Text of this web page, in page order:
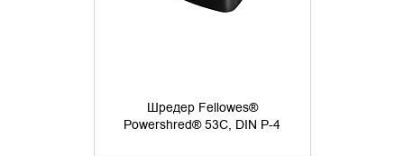
Шредер Fellowes®
Powershred® 53C, DIN P-4